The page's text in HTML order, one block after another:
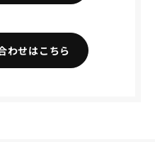
わせはこちら